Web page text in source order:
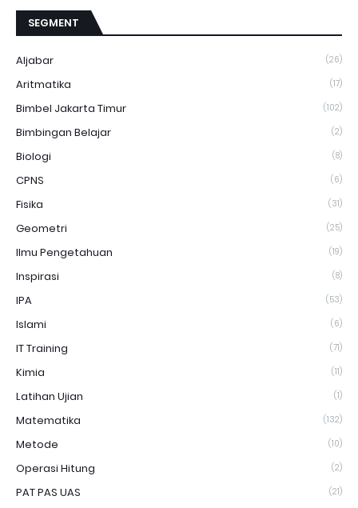
SEGMENT
Aljabar (26)
Aritmatika (17)
Bimbel Jakarta Timur (102)
Bimbingan Belajar (2)
Biologi (8)
CPNS (6)
Fisika (31)
Geometri (25)
Ilmu Pengetahuan (19)
Inspirasi (8)
IPA (53)
Islami (6)
IT Training (71)
Kimia (11)
Latihan Ujian (1)
Matematika (132)
Metode (10)
Operasi Hitung (2)
PAT PAS UAS (21)